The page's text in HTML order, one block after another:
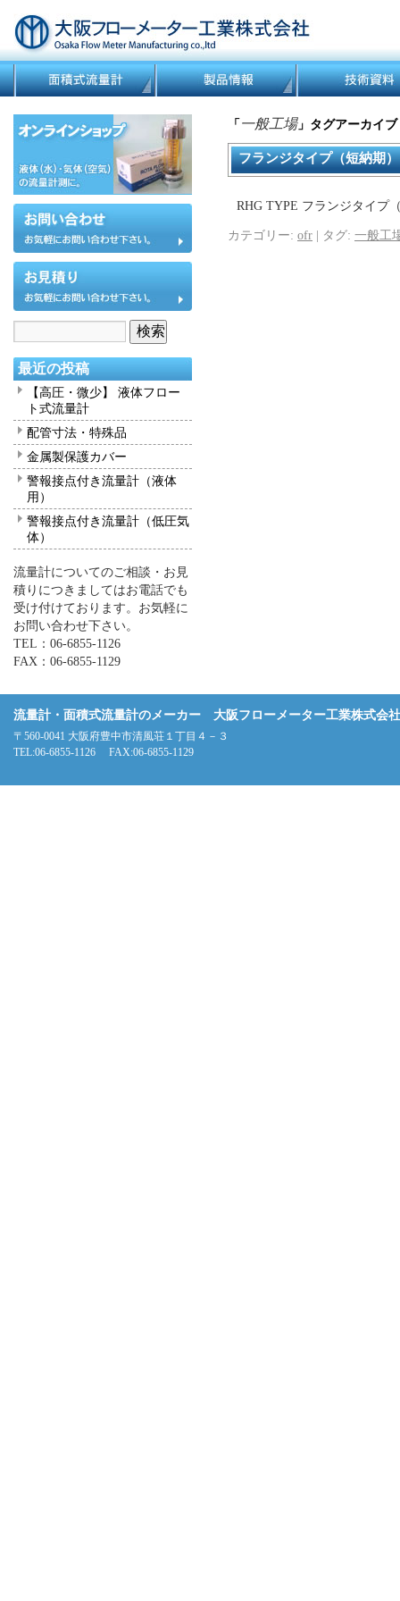
「 一般工場」タグアーカイブ
フランジタイプ（短納期）
RHG TYPE フランジタイプ
カテゴリー: ofr | タグ: 一般工
最近の投稿
【高圧・微少】 液体フロー
ト式流量計
配管寸法・特殊品
金属製保護カバー
警報接点付き流量計（液体
用）
警報接点付き流量計（低圧気
体）
流量計についてのご相談・お見
積りにつきましてはお電話でも
受け付けております。お気軽に
お問い合わせ下さい。
TEL：06-6855-1126
FAX：06-6855-1129
流量計・面積式流量計のメーカー 大阪フローメーター工業株式会社
〒560-0041 大阪府豊中市清風荘１丁目４－３
TEL:06-6855-1126 FAX:06-6855-1129